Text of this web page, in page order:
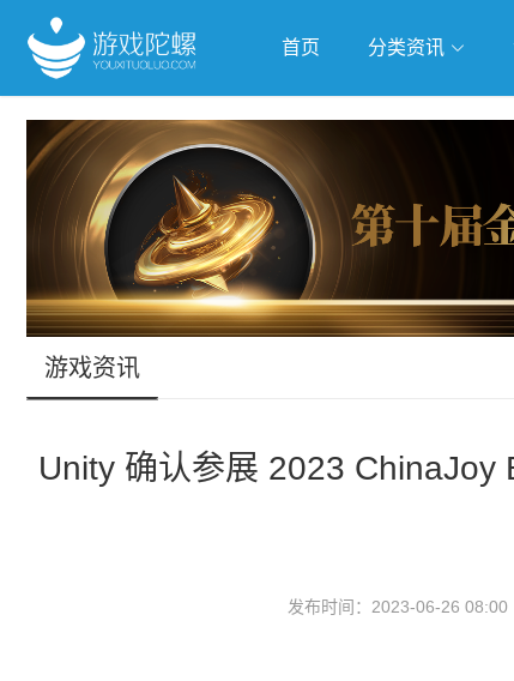
首页 分类资讯
抢滩全球 人工智能 武
跨界Talk
游戏资讯
Unity 确认参展 2023 ChinaJoy
发布时间：2023-06-26